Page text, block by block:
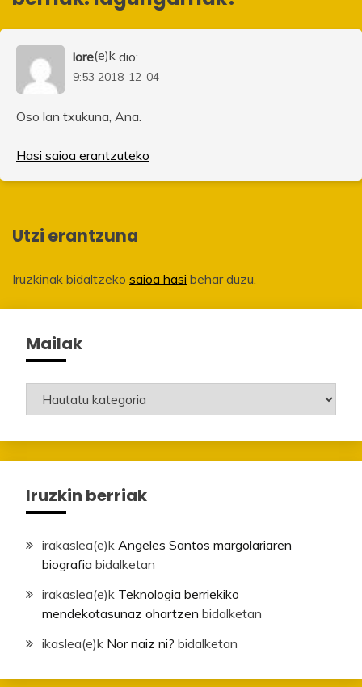
lore(e)k dio:
9:53 2018-12-04
Oso lan txukuna, Ana.
Hasi saioa erantzuteko
Utzi erantzuna
Iruzkinak bidaltzeko saioa hasi behar duzu.
Mailak
Mailak
Iruzkin berriak
irakaslea(e)k Angeles Santos margolariaren
biografia bidalketan
irakaslea(e)k Teknologia berriekiko
mendekotasunaz ohartzen bidalketan
ikaslea(e)k Nor naiz ni? bidalketan